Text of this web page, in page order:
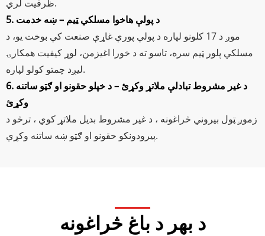
ظرفیت لري.
5. د پولې هاخوا مسلکي ټیم – ښه خدمت
موږ د 17 کلونو لپاره د پولې پورې غاړې صنعت کې بوخت یو، د
مسلکي پلور ټیم سره، تاسو ته د خورا اغیزمن، لوړ کیفیت همکارۍ
لیږد چمتو کولو لپاره.
6. د غیر مشروط تبادلې ملاتړ وکړئ – د خپلو حقونو او ګټو ساتنه
وکړئ
زموږ ټول بیروني څراغونه ، د غیر مشروط بدیل ملاتړ کوي ، ترڅو د
پیرودونکو حقونو او ګټو ښه ساتنه وکړي.
د بهر د باغ څراغونه